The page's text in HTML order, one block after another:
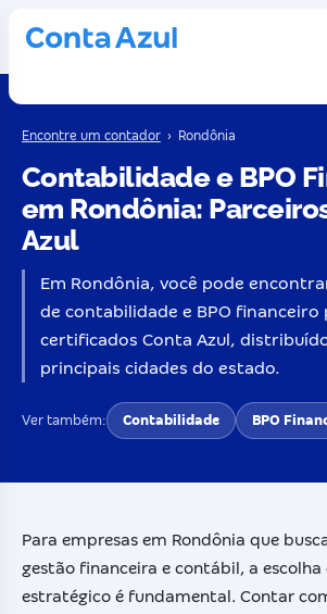
Encontre um contador › Rondônia
Contabilidade e BPO
em Rondônia:
Azul
Em Rondônia, você pode
de contabilidade e BPO financeiro
certificados Conta Azul,
principais cidades do estado.
Ver também: Contabilidade BPO
Para empresas em Rondônia que
gestão financeira e contábil, a
estratégico é fundamental. Contar